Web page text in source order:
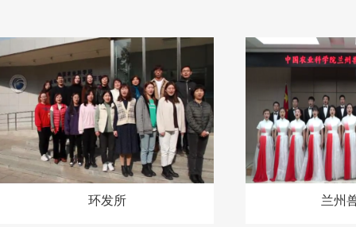
环发所 兰州